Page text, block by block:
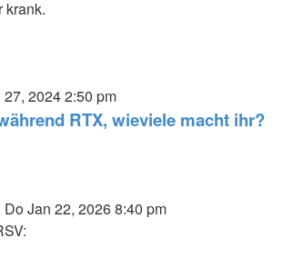
krank.
2024 2:50 pm
RTX, wieviele macht ihr?
Do Jan 22, 2026 8:40 pm